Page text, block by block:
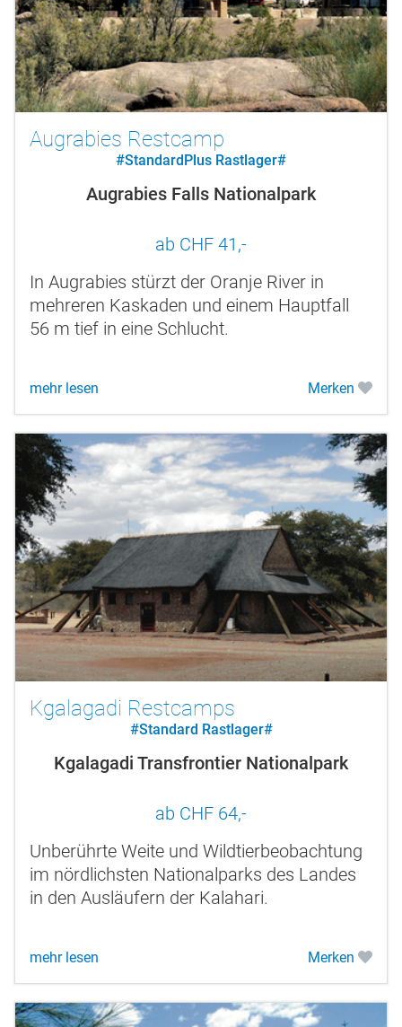
Augrabies Restcamp
#StandardPlus Rastlager#
Augrabies Falls Nationalpark
ab CHF 41,-
In Augrabies stürzt der Oranje River in
mehreren Kaskaden und einem Hauptfall
56 m tief in eine Schlucht.
mehr lesen Merken
Kgalagadi Restcamps
#Standard Rastlager#
Kgalagadi Transfrontier Nationalpark
ab CHF 64,-
Unberührte Weite und Wildtierbeobachtung
im nördlichsten Nationalparks des Landes
in den Ausläufern der Kalahari.
mehr lesen Merken